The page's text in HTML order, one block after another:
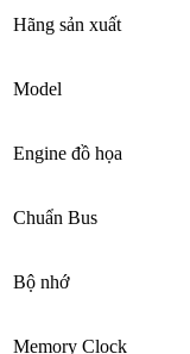
Hãng sản xuất
Model
Engine đồ họa
Chuẩn Bus
Bộ nhớ
Memory Clock